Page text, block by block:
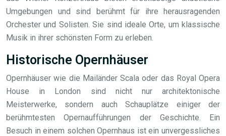
Umgebungen und sind berühmt für ihre herausragenden
Orchester und Solisten. Sie sind ideale Orte, um klassische
Musik in ihrer schönsten Form zu erleben.
Historische Opernhäuser
Opernhäuser wie die Mailänder Scala oder das Royal Opera
House in London sind nicht nur architektonische
Meisterwerke, sondern auch Schauplätze einiger der
berühmtesten Opernaufführungen der Geschichte. Ein
Besuch in einem solchen Opernhaus ist ein unvergessliches